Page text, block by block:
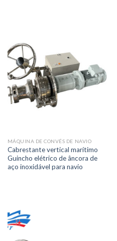
MÁQUINA DE CONVÉS DE NAVIO
Cabrestante vertical marítimo
Guincho elétrico de âncora de
aço inoxidável para navio